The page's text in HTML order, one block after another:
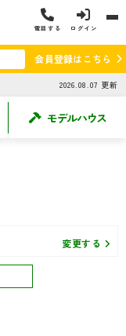
電話する ログイン
会員登録はこちら
2026.08.07 更新
モデルハウス
変更する